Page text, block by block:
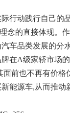
行动践行自己的
念的直接体现。
车品类发展的分
在A级家轿市场
前也不再有价格
能源车,从而推动